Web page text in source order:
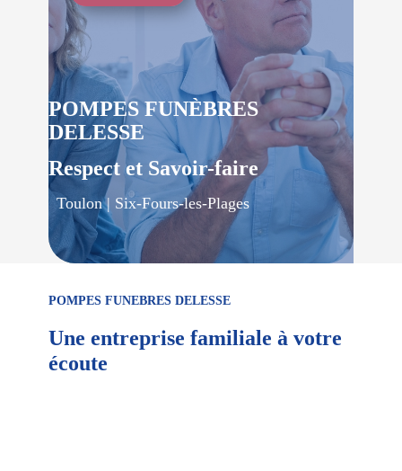
POMPES FUNÈBRES
DELESSE
Respect et Savoir-faire
Toulon | Six-Fours-les-Plages
POMPES FUNEBRES DELESSE
Une entreprise familiale à votre
écoute